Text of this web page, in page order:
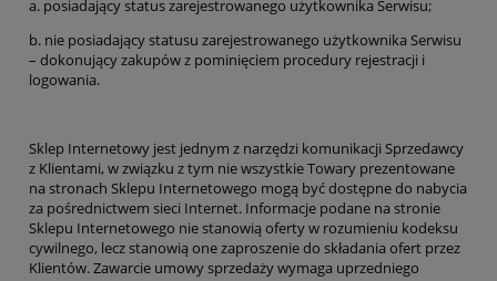
a. posiadający status zarejestrowanego użytkownika Serwisu;
b. nie posiadający statusu zarejestrowanego użytkownika Serwisu
– dokonujący zakupów z pominięciem procedury rejestracji i
logowania.
Sklep Internetowy jest jednym z narzędzi komunikacji Sprzedawcy
z Klientami, w związku z tym nie wszystkie Towary prezentowane
na stronach Sklepu Internetowego mogą być dostępne do nabycia
za pośrednictwem sieci Internet. Informacje podane na stronie
Sklepu Internetowego nie stanowią oferty w rozumieniu kodeksu
cywilnego, lecz stanowią one zaproszenie do składania ofert przez
Klientów. Zawarcie umowy sprzedaży wymaga uprzedniego